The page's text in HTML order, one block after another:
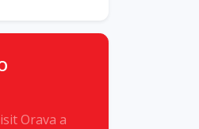
Orava a